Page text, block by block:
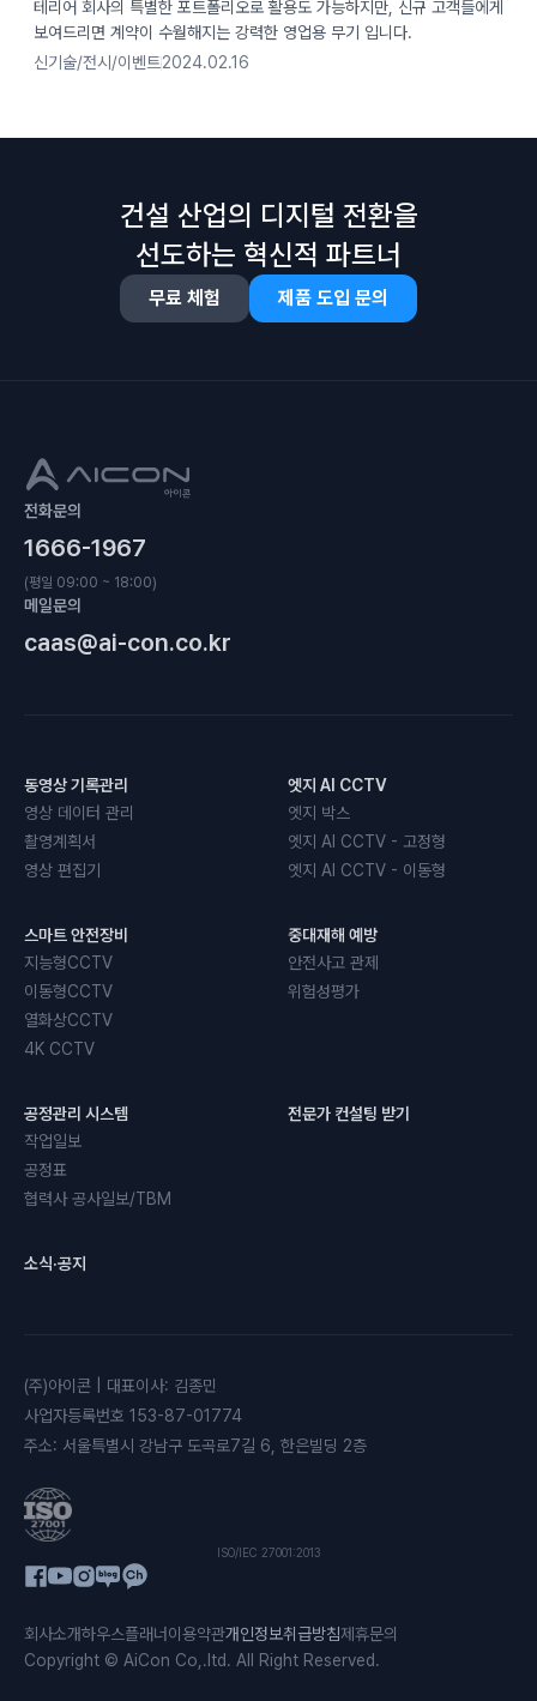
테리어 회사의 특별한 포트폴리오로 활용도 가능하지만, 신규 고객들에게
보여드리면 계약이 수월해지는 강력한 영업용 무기 입니다.
신기술/전시/이벤트2024.02.16
건설 산업의 디지털 전환을
선도하는 혁신적 파트너
무료 체험 제품 도입 문의
전화문의
1666-1967
(평일 09:00 ~ 18:00)
메일문의
caas@ai-con.co.kr
동영상 기록관리
영상 데이터 관리
촬영계획서
영상 편집기
엣지 AI CCTV
엣지 박스
엣지 AI CCTV - 고정형
엣지 AI CCTV - 이동형
스마트 안전장비
지능형CCTV
이동형CCTV
열화상CCTV
4K CCTV
중대재해 예방
안전사고 관제
위험성평가
공정관리 시스템
작업일보
공정표
협력사 공사일보/TBM
전문가 컨설팅 받기
소식·공지
(주)아이콘 대표이사: 김종민
사업자등록번호 153-87-01774
주소: 서울특별시 강남구 도곡로7길 6, 한은빌딩 2층
ISO/IEC 27001:2013
Copyright © AiCon Co,.ltd. All Right Reserved.
회사소개하우스플래너 이용약관개인정보취급방침제휴문의